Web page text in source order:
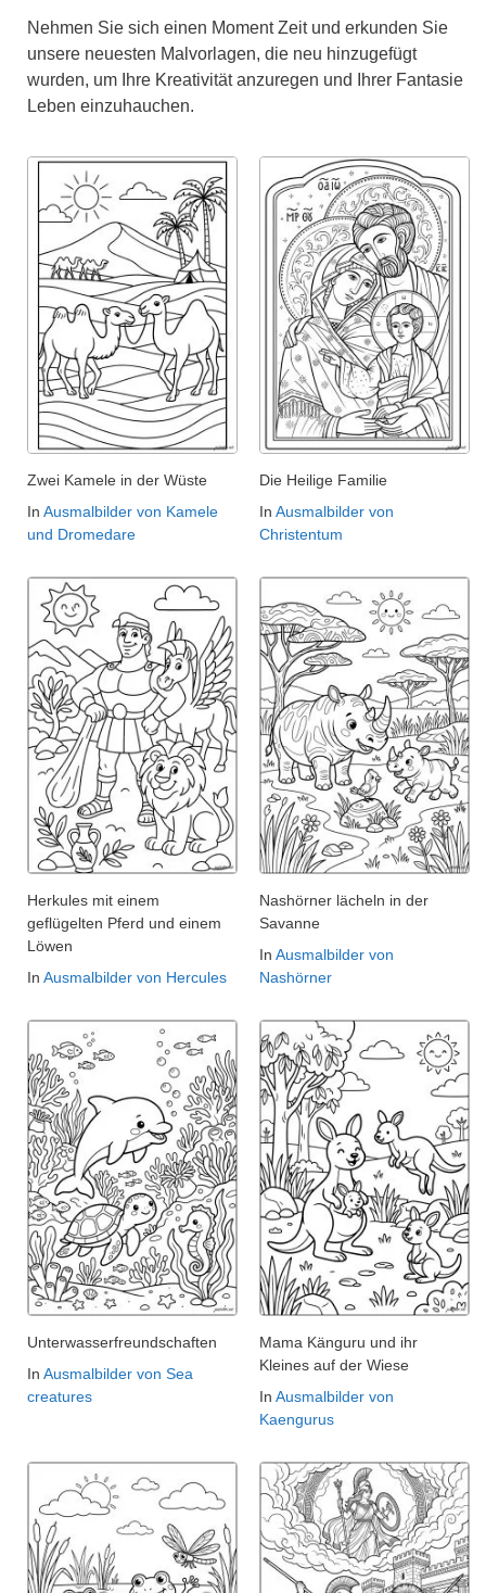
Nehmen Sie sich einen Moment Zeit und erkunden Sie
unsere neuesten Malvorlagen, die neu hinzugefügt
wurden, um Ihre Kreativität anzuregen und Ihrer Fantasie
Leben einzuhauchen.
Zwei Kamele in der Wüste
In Ausmalbilder von Kamele
und Dromedare
Die Heilige Familie
In Ausmalbilder von
Christentum
Herkules mit einem
geflügelten Pferd und einem
Löwen
In Ausmalbilder von Hercules
Nashörner lächeln in der
Savanne
In Ausmalbilder von
Nashörner
Unterwasserfreundschaften
In Ausmalbilder von Sea
creatures
Mama Känguru und ihr
Kleines auf der Wiese
In Ausmalbilder von
Kaengurus